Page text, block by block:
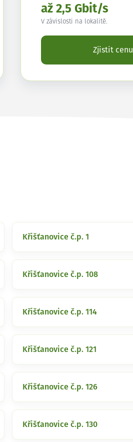
až 2,5 Gbit/s
V závislosti na lokalitě.
Zjistit cenu
Křišťanovice č.p. 1
Křišťanovice č.p. 108
Křišťanovice č.p. 114
Křišťanovice č.p. 121
Křišťanovice č.p. 126
Křišťanovice č.p. 130